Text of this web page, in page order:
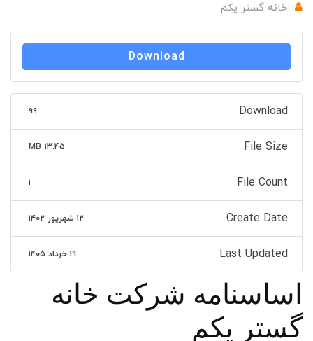
خانه گستر یکم
Download
Download ۹۹
File Size
13.45 MB
File Count ۱
Create Date ۱۲ شهریور ۱۴۰۲
Last Updated ۱۹ خرداد ۱۴۰۵
اساسنامه شرکت خانه
گستر یکم